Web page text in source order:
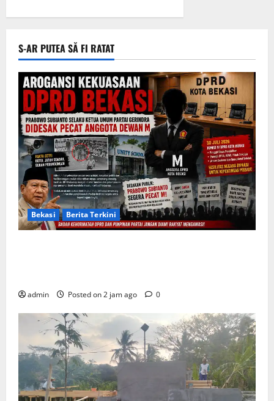
S-AR PUTEA SĂ FI RATAT
Bekasi Berita Terkini
admin Posted on 2 jam ago 0